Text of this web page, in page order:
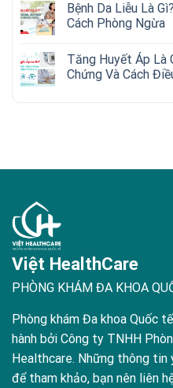
Bệnh Da Liễu Là
Cách Phòng Ngừa
Tăng Huyết Áp Là
Chứng Và Cách
Việt HealthCare
PHÒNG KHÁM ĐA KHOA
Phòng khám Đa khoa Quốc
hành bởi Công ty TNHH
Healthcare. Những thông tin
để tham khảo, bạn nên liên